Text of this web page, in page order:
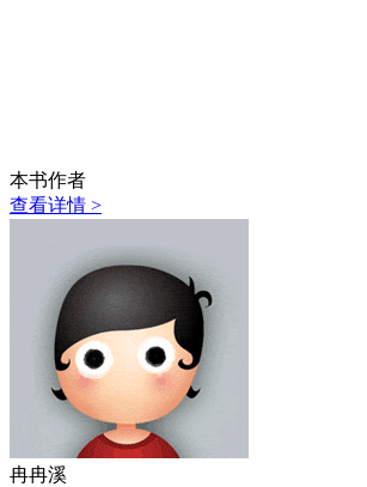
本书作者
查看详情 >
冉冉溪